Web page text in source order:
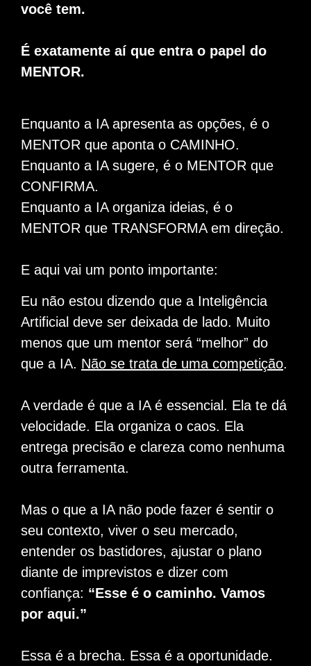
você tem.
É exatamente aí que entra o papel do
MENTOR.
Enquanto a IA apresenta as opções, é o
MENTOR que aponta o CAMINHO.
Enquanto a IA sugere, é o MENTOR que
CONFIRMA.
Enquanto a IA organiza ideias, é o
MENTOR que TRANSFORMA em direção.
E aqui vai um ponto importante:
Eu não estou dizendo que a Inteligência
Artificial deve ser deixada de lado. Muito
menos que um mentor será “melhor” do
que a IA. Não se trata de uma competição.
A verdade é que a IA é essencial. Ela te dá
velocidade. Ela organiza o caos. Ela
entrega precisão e clareza como nenhuma
outra ferramenta.
Mas o que a IA não pode fazer é sentir o
seu contexto, viver o seu mercado,
entender os bastidores, ajustar o plano
diante de imprevistos e dizer com
confiança: “Esse é o caminho. Vamos
por aqui.”
Essa é a brecha. Essa é a oportunidade.